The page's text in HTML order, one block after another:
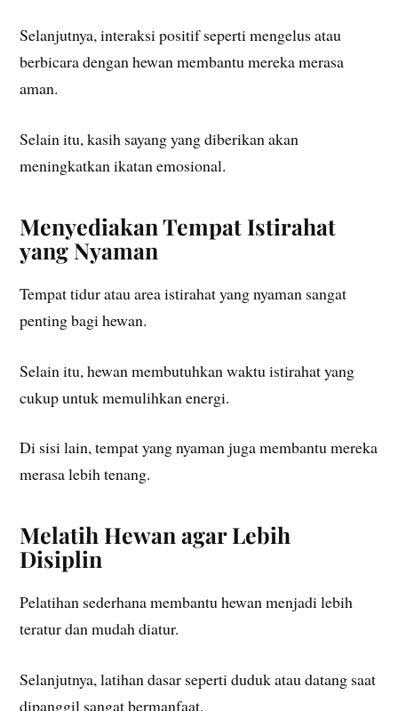
Selanjutnya, interaksi positif seperti mengelus atau
berbicara dengan hewan membantu mereka merasa
aman.
Selain itu, kasih sayang yang diberikan akan
meningkatkan ikatan emosional.
Menyediakan Tempat Istirahat
yang Nyaman
Tempat tidur atau area istirahat yang nyaman sangat
penting bagi hewan.
Selain itu, hewan membutuhkan waktu istirahat yang
cukup untuk memulihkan energi.
Di sisi lain, tempat yang nyaman juga membantu mereka
merasa lebih tenang.
Melatih Hewan agar Lebih
Disiplin
Pelatihan sederhana membantu hewan menjadi lebih
teratur dan mudah diatur.
Selanjutnya, latihan dasar seperti duduk atau datang saat
dipanggil sangat bermanfaat.